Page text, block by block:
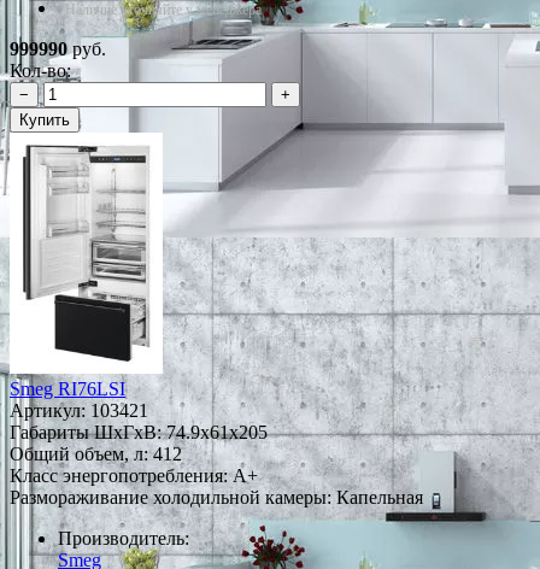
*Наличие уточняйте у менеджера
999990руб.
Кол-во:
−
+
Купить
Smeg RI76LSI
Артикул: 103421
Габариты ШxГxВ: 74.9x61x205
Общий объем, л: 412
Класс энергопотребления: A+
Размораживание холодильной камеры: Капельная
Производитель:
Smeg